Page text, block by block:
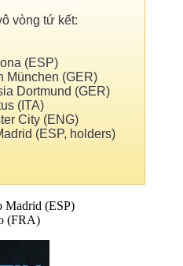
vòng tứ kết:
(ESP)
München (GER)
Dortmund (GER)
(ITA)
City (ENG)
(ESP, holders)
Madrid (ESP)
(FRA)